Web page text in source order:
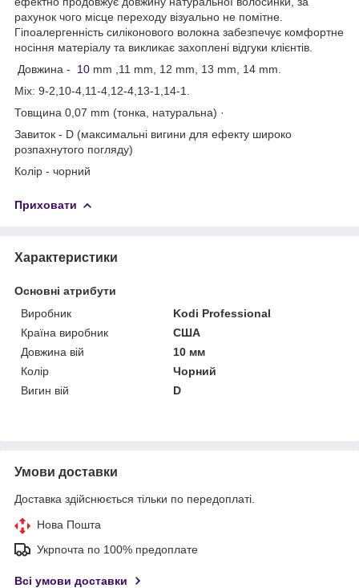
рахунок чого місце переходу візуально не помітне.
Гіпоалергенність силіконового волокна забезпечує комфортне
носіння матеріалу та викликає захоплені відгуки клієнтів.
Довжина - 10 mm ,11 mm, 12 mm, 13 mm, 14 mm.
Mix: 9-2,10-4,11-4,12-4,13-1,14-1.
Товщина 0,07 mm (тонка, натуральна) ·
Завиток - D (максимальні вигини для ефекту широко
розпахнутого погляду)
Колір - чорний
Приховати
Характеристики
Основні атрибути
Виробник
Kodi Professional
Країна виробник
США
Довжина вій
10 мм
Колір
Чорний
Вигин вій
D
Умови доставки
Доставка здійснюється тільки по передоплаті.
Нова Пошта
Укрпочта по 100% предоплате
Всі умови доставки